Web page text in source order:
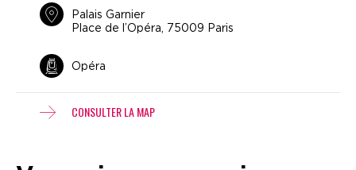
Palais Garnier
Place de l’Opéra, 75009 Paris
Opéra
CONSULTER LA MAP